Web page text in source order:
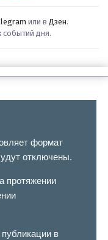
или в Дзен.
событий дня.
формат
отключены.
протяжении
в